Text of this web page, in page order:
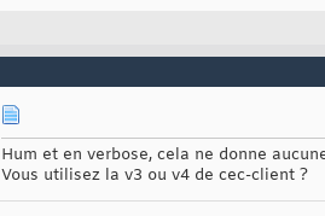
Hum et en verbose, cela ne donne
Vous utilisez la v3 ou v4 de cec-client ?